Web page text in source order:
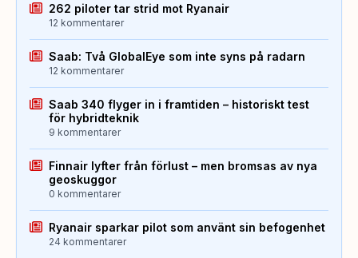
262 piloter tar strid mot Ryanair
12 kommentarer
Saab: Två GlobalEye som inte syns på radarn
12 kommentarer
Saab 340 flyger in i framtiden – historiskt test
för hybridteknik
9 kommentarer
Finnair lyfter från förlust – men bromsas av nya
geoskuggor
0 kommentarer
Ryanair sparkar pilot som använt sin befogenhet
24 kommentarer